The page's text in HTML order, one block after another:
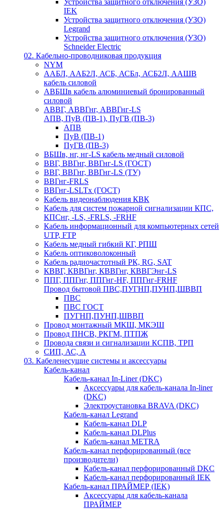
Устройства защитного отключения (УЗО)
IEK
Устройства защитного отключения (УЗО)
Legrand
Устройства защитного отключения (УЗО)
Schneider Electric
02. Кабельно-проводниковая продукция
NYM
ААБЛ, ААБ2Л, АСБ, АСБл, АСБ2Л, ААШВ
кабель силовой
АВБШв кабель алюминиевый бронированный
силовой
АВВГ, АВВГнг, АВВГнг-LS
АПВ, ПуВ (ПВ-1), ПуГВ (ПВ-3)
АПВ
ПуВ (ПВ-1)
ПуГВ (ПВ-3)
ВБШв, нг, нг-LS кабель медный силовой
ВВГ, ВВГнг, ВВГнг-LS (ГОСТ)
ВВГ, ВВГнг, ВВГнг-LS (ТУ)
ВВГнг-FRLS
ВВГнг-LSLTx (ГОСТ)
Кабель видеонаблюдения КВК
Кабель для систем пожарной сигнализации КПС,
КПСнг, -LS, -FRLS, -FRHF
Кабель информационный для компьютерных сетей
UTP, FTP
Кабель медный гибкий КГ, РПШ
Кабель оптиковолоконный
Кабель радиочастотный РК, RG, SAT
КВВГ, КВВГнг, КВВГнг, КВВГЭнг-LS
ППГ, ППГнг, ППГнг-HF, ППГнг-FRHF
Провод бытовой ПВС,ПУГНП,ПУНП,ШВВП
ПВС
ПВС ГОСТ
ПУГНП,ПУНП,ШВВП
Провод монтажный МКШ, МКЭШ
Провод ПНСВ, РКГМ, ПТПЖ
Провода связи и сигнализации КСПВ, ТРП
СИП, АС, А
03. Кабеленесущие системы и аксессуары
Кабель-канал
Кабель-канал In-Liner (DKC)
Аксессуары для кабель-канала In-liner
(DKC)
Электроустановка BRAVA (DKC)
Кабель-канал Legrand
Кабель-канал DLP
Кабель-канал DLPlus
Кабель-канал METRA
Кабель-канал перфорированный (все
производители)
Кабель-канал перфорированный DKC
Кабель-канал перфорированный IEK
Кабель-канал ПРАЙМЕР (IEK)
Аксессуары для кабель-канала
ПРАЙМЕР